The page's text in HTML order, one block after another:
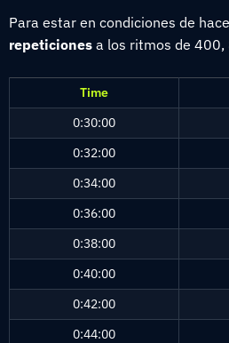
Para estar en condiciones de
repeticiones a los ritmos de
Time
0:30:00
0:32:00
0:34:00
0:36:00
0:38:00
0:40:00
0:42:00
0:44:00